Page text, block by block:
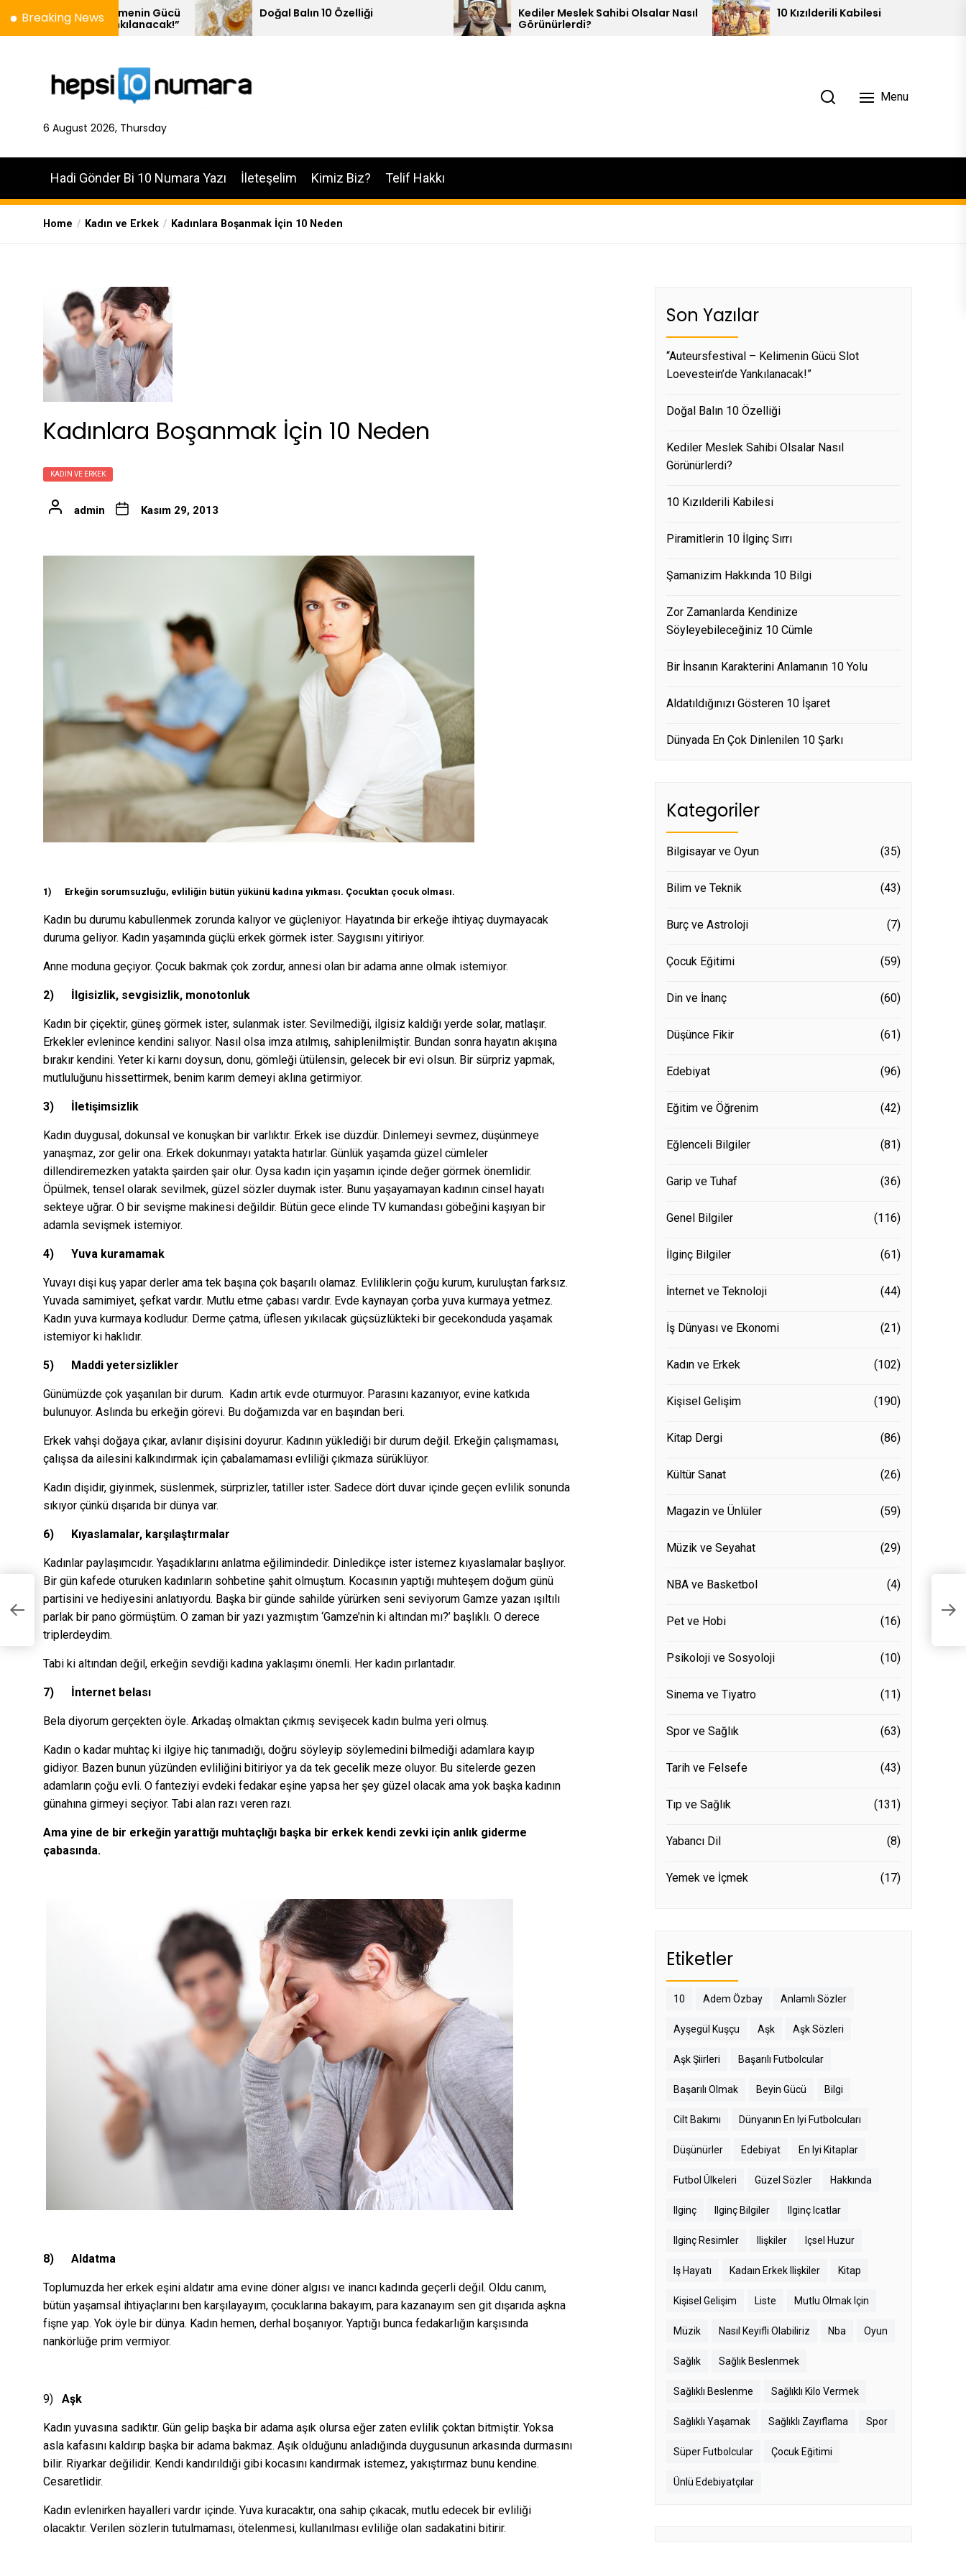
Breaking News
Gücü
Yankılanacak!”
Doğal Balın 10 Özelliği
Kediler Meslek Sahibi Olsalar Nasıl
Görünürlerdi?
10 Kızılderili Kabilesi
6 August 2026, Thursday
Menu
Hadi Gönder Bi 10 Numara Yazı İleteşelim Kimiz Biz? Telif Hakkı
Home Kadın ve Erkek Kadınlara Boşanmak İçin 10 Neden
Kadınlara Boşanmak İçin 10 Neden
KADIN VE ERKEK
admin Kasım 29, 2013
1) Erkeğin sorumsuzluğu, evliliğin bütün yükünü kadına yıkması. Çocuktan çocuk olması.
Kadın bu durumu kabullenmek zorunda kalıyor ve güçleniyor. Hayatında bir erkeğe ihtiyaç duymayacak
duruma geliyor. Kadın yaşamında güçlü erkek görmek ister. Saygısını yitiriyor.
Anne moduna geçiyor. Çocuk bakmak çok zordur, annesi olan bir adama anne olmak istemiyor.
2) İlgisizlik, sevgisizlik, monotonluk
Kadın bir çiçektir, güneş görmek ister, sulanmak ister. Sevilmediği, ilgisiz kaldığı yerde solar, matlaşır.
Erkekler evlenince kendini salıyor. Nasıl olsa imza atılmış, sahiplenilmiştir. Bundan sonra hayatın akışına
bırakır kendini. Yeter ki karnı doysun, donu, gömleği ütülensin, gelecek bir evi olsun. Bir sürpriz yapmak,
mutluluğunu hissettirmek, benim karım demeyi aklına getirmiyor.
3) İletişimsizlik
Kadın duygusal, dokunsal ve konuşkan bir varlıktır. Erkek ise düzdür. Dinlemeyi sevmez, düşünmeye
yanaşmaz, zor gelir ona. Erkek dokunmayı yatakta hatırlar. Günlük yaşamda güzel cümleler
dillendiremezken yatakta şairden şair olur. Oysa kadın için yaşamın içinde değer görmek önemlidir.
Öpülmek, tensel olarak sevilmek, güzel sözler duymak ister. Bunu yaşayamayan kadının cinsel hayatı
sekteye uğrar. O bir sevişme makinesi değildir. Bütün gece elinde TV kumandası göbeğini kaşıyan bir
adamla sevişmek istemiyor.
4) Yuva kuramamak
Yuvayı dişi kuş yapar derler ama tek başına çok başarılı olamaz. Evliliklerin çoğu kurum, kuruluştan farksız.
Yuvada samimiyet, şefkat vardır. Mutlu etme çabası vardır. Evde kaynayan çorba yuva kurmaya yetmez.
Kadın yuva kurmaya kodludur. Derme çatma, üflesen yıkılacak güçsüzlükteki bir gecekonduda yaşamak
istemiyor ki haklıdır.
5) Maddi yetersizlikler
Günümüzde çok yaşanılan bir durum. Kadın artık evde oturmuyor. Parasını kazanıyor, evine katkıda
bulunuyor. Aslında bu erkeğin görevi. Bu doğamızda var en başından beri.
Erkek vahşi doğaya çıkar, avlanır dişisini doyurur. Kadının yüklediği bir durum değil. Erkeğin çalışmaması,
çalışsa da ailesini kalkındırmak için çabalamaması evliliği çıkmaza sürüklüyor.
Kadın dişidir, giyinmek, süslenmek, sürprizler, tatiller ister. Sadece dört duvar içinde geçen evlilik sonunda
sıkıyor çünkü dışarıda bir dünya var.
6) Kıyaslamalar, karşılaştırmalar
Kadınlar paylaşımcıdır. Yaşadıklarını anlatma eğilimindedir. Dinledikçe ister istemez kıyaslamalar başlıyor.
Bir gün kafede oturuken kadınların sohbetine şahit olmuştum. Kocasının yaptığı muhteşem doğum günü
partisini ve hediyesini anlatıyordu. Başka bir günde sahilde yürürken seni seviyorum Gamze yazan ışıltılı
parlak bir pano görmüştüm. O zaman bir yazı yazmıştım ‘Gamze’nin ki altından mı?’ başlıklı. O derece
triplerdeydim.
Tabi ki altından değil, erkeğin sevdiği kadına yaklaşımı önemli. Her kadın pırlantadır.
7) İnternet belası
Bela diyorum gerçekten öyle. Arkadaş olmaktan çıkmış sevişecek kadın bulma yeri olmuş.
Kadın o kadar muhtaç ki ilgiye hiç tanımadığı, doğru söyleyip söylemedini bilmediği adamlara kayıp
gidiyor. Bazen bunun yüzünden evliliğini bitiriyor ya da tek gecelik meze oluyor. Bu sitelerde gezen
adamların çoğu evli. O fanteziyi evdeki fedakar eşine yapsa her şey güzel olacak ama yok başka kadının
günahına girmeyi seçiyor. Tabi alan razı veren razı.
Ama yine de bir erkeğin yarattığı muhtaçlığı başka bir erkek kendi zevki için anlık giderme
çabasında.
8) Aldatma
Toplumuzda her erkek eşini aldatır ama evine döner algısı ve inancı kadında geçerli değil. Oldu canım,
bütün yaşamsal ihtiyaçlarını ben karşılayayım, çocuklarına bakayım, para kazanayım sen git dışarıda aşkna
fişne yap. Yok öyle bir dünya. Kadın hemen, derhal boşanıyor. Yaptığı bunca fedakarlığın karşısında
nankörlüğe prim vermiyor.
9) Aşk
Kadın yuvasına sadıktır. Gün gelip başka bir adama aşık olursa eğer zaten evlilik çoktan bitmiştir. Yoksa
asla kafasını kaldırıp başka bir adama bakmaz. Aşık olduğunu anladığında duygusunun arkasında durmasını
bilir. Riyarkar değilidir. Kendi kandırıldıği gibi kocasını kandırmak istemez, yakıştırmaz bunu kendine.
Cesaretlidir.
Kadın evlenirken hayalleri vardır içinde. Yuva kuracaktır, ona sahip çıkacak, mutlu edecek bir evliliği
olacaktır. Verilen sözlerin tutulmaması, ötelenmesi, kullanılması evliliğe olan sadakatini bitirir.
Son Yazılar
“Auteursfestival – Kelimenin Gücü Slot
Loevestein’de Yankılanacak!”
Doğal Balın 10 Özelliği
Kediler Meslek Sahibi Olsalar Nasıl
Görünürlerdi?
10 Kızılderili Kabilesi
Piramitlerin 10 İlginç Sırrı
Şamanizim Hakkında 10 Bilgi
Zor Zamanlarda Kendinize
Söyleyebileceğiniz 10 Cümle
Bir İnsanın Karakterini Anlamanın 10 Yolu
Aldatıldığınızı Gösteren 10 İşaret
Dünyada En Çok Dinlenilen 10 Şarkı
Kategoriler
Bilgisayar ve Oyun (35)
Bilim ve Teknik (43)
Burç ve Astroloji (7)
Çocuk Eğitimi (59)
Din ve İnanç (60)
Düşünce Fikir (61)
Edebiyat (96)
Eğitim ve Öğrenim (42)
Eğlenceli Bilgiler (81)
Garip ve Tuhaf (36)
Genel Bilgiler (116)
İlginç Bilgiler (61)
İnternet ve Teknoloji (44)
İş Dünyası ve Ekonomi (21)
Kadın ve Erkek (102)
Kişisel Gelişim (190)
Kitap Dergi (86)
Kültür Sanat (26)
Magazin ve Ünlüler (59)
Müzik ve Seyahat (29)
NBA ve Basketbol (4)
Pet ve Hobi (16)
Psikoloji ve Sosyoloji (10)
Sinema ve Tiyatro (11)
Spor ve Sağlık (63)
Tarih ve Felsefe (43)
Tıp ve Sağlık (131)
Yabancı Dil (8)
Yemek ve İçmek (17)
Etiketler
10 Adem Özbay Anlamlı Sözler
Ayşegül Kuşçu Aşk Aşk Sözleri
Aşk Şiirleri Başarılı Futbolcular
Başarılı Olmak Beyin Gücü Bilgi
Cilt Bakımı Dünyanın En Iyi Futbolcuları
Düşünürler Edebiyat En Iyi Kitaplar
Futbol Ülkeleri Güzel Sözler Hakkında
Ilginç Ilginç Bilgiler Ilginç Icatlar
Ilginç Resimler Ilişkiler Içsel Huzur
Iş Hayatı Kadaın Erkek Ilişkiler Kitap
Kişisel Gelişim Liste Mutlu Olmak Için
Müzik Nasıl Keyifli Olabiliriz Nba Oyun
Sağlık Sağlık Beslenmek
Sağlıklı Beslenme Sağlıklı Kilo Vermek
Sağlıklı Yaşamak Sağlıklı Zayıflama Spor
Süper Futbolcular Çocuk Eğitimi
Ünlü Edebiyatçılar